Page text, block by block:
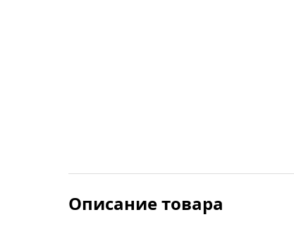
Описание товара
Шуруповерты и электроотвертки
Электролобзики